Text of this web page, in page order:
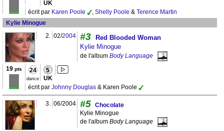
UK
écrit par Karen Poole , Shelly Poole & Terence Martin
Kylie Minogue
2. 02/2004 #3
Red Blooded Woman
Kylie Minogue
de l'album Body Language
19 pts 24
dance
5
UK
écrit par Johnny Douglas & Karen Poole
3. 06/2004 #5 Chocolate
Kylie Minogue
de l'album Body Language